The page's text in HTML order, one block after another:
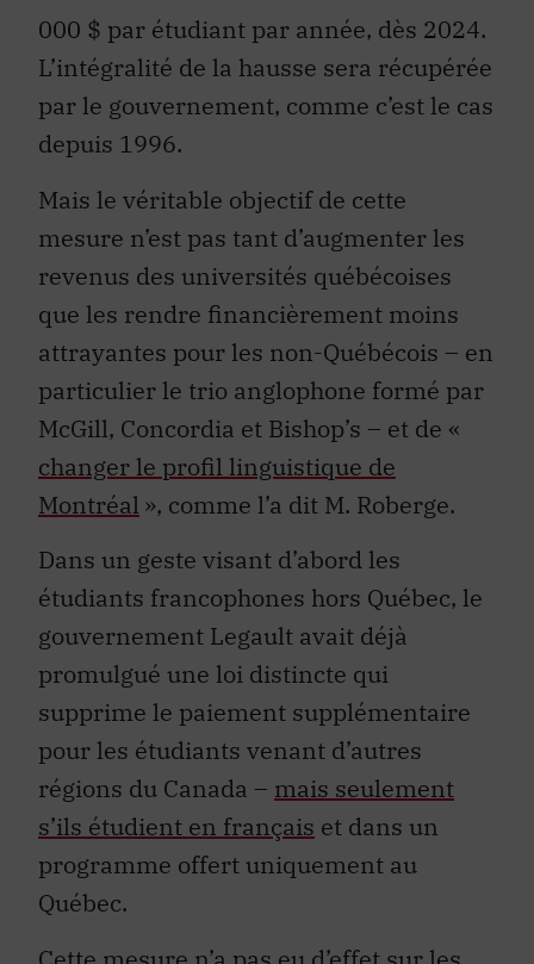
000 $ par étudiant par année, dès 2024.
L’intégralité de la hausse sera récupérée
par le gouvernement, comme c’est le cas
depuis 1996.
Mais le véritable objectif de cette
mesure n’est pas tant d’augmenter les
revenus des universités québécoises
que les rendre financièrement moins
attrayantes pour les non-Québécois – en
particulier le trio anglophone formé par
McGill, Concordia et Bishop’s – et de «
changer le profil linguistique de
Montréal », comme l’a dit M. Roberge.
Dans un geste visant d’abord les
étudiants francophones hors Québec, le
gouvernement Legault avait déjà
promulgué une loi distincte qui
supprime le paiement supplémentaire
pour les étudiants venant d’autres
régions du Canada –
mais seulement
s’ils étudient en français
et dans un
programme offert uniquement au
Québec.
Cette mesure n’a pas eu d’effet sur les